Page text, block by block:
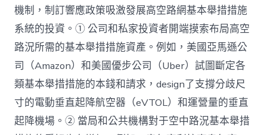
機制，制訂響應政策吸激發展高空路網基本舉措措施
系統的投資。① 公司和私家投資者開端摸索布局高空
路況所需的基本舉措措施資產。例如，美國亞馬遜公
司（Amazon）和美國優步公司（Uber）試圖斷定各
類基本舉措措施的本錢和請求，design了支撐分歧尺
寸的電動垂直起降航空器（eVTOL）和運營量的垂直
起降機場。② 當局和公共機構對于空中路況基本舉措